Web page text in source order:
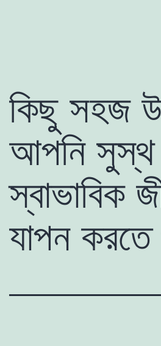
কিছু সহজ
আপনি সুস্থ
স্বাভাবিক
যাপন করতে